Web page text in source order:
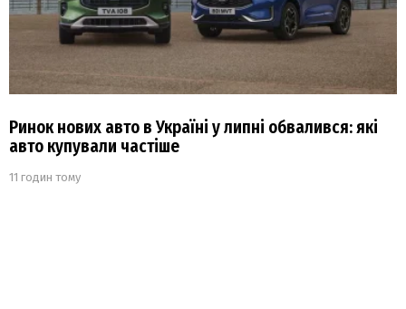
Ринок нових авто в Україні у липні обвалився: які
авто купували частіше
11 годин тому